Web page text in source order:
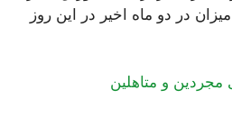
در دو ماه اخیر در این روز
و متاهلین